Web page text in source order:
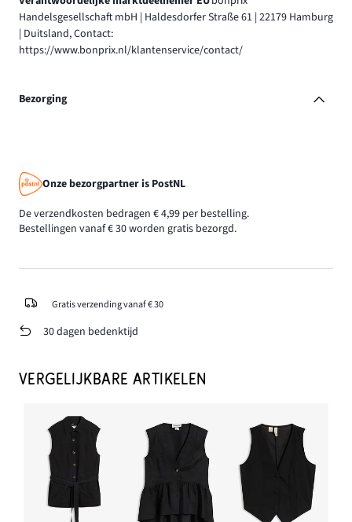
Handelsgesellschaft mbH | Haldesdorfer Straße 61 | 22179 Hamburg
| Duitsland, Contact:
https://www.bonprix.nl/klantenservice/contact/
Bezorging
Onze bezorgpartner is PostNL
De verzendkosten bedragen € 4,99 per bestelling.
Bestellingen vanaf € 30 worden gratis bezorgd.
Gratis verzending vanaf € 30
30 dagen bedenktijd
VERGELIJKBARE ARTIKELEN